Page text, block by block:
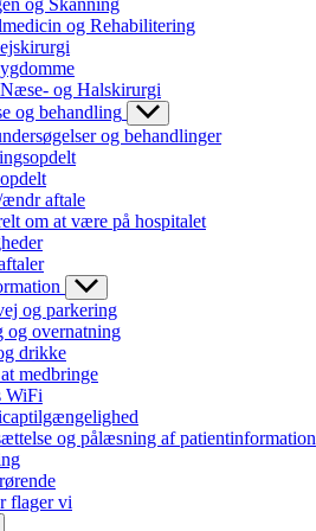
og Skanning
og Rehabilitering
og Halskirurgi
og behandling
og behandlinger
aftale
om at være på hospitalet
og parkering
og overnatning
drikke
medbringe
WiFi
og pålæsning af patientinformation
flager vi